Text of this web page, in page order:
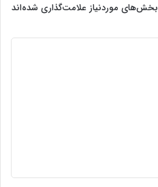
بخش‌های موردنیاز علامت‌گذاری شده‌اند